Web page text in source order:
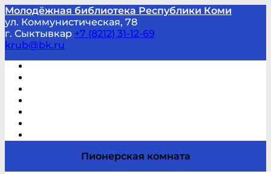
Молодёжная библиотека Республики Коми
ул. Коммунистическая, 78
г. Сыктывкар +7 (8212) 31-12-69
krub@bk.ru
Пионерская комната